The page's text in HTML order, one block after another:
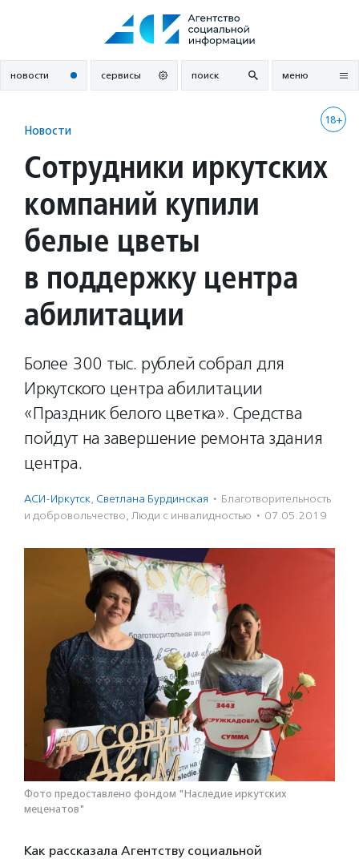
новости сервисы поиск меню
18+
Новости
Сотрудники иркутских
компаний купили
белые цветы
в поддержку центра
абилитации
Более 300 тыс. рублей собрал для
Иркутского центра абилитации
«Праздник белого цветка». Средства
пойдут на завершение ремонта здания
центра.
АСИ-Иркутск, Светлана Бурдинская · Благотвори­тель­ность
и доброволь­чест­во, Люди с инвалидностью · 07.05.2019
Фото предоставлено фондом "Наследие иркутских
меценатов"
Как рассказала Агентству социальной